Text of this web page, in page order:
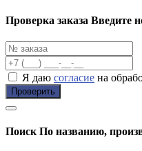
Проверка заказа Введите
Я даю согласие на
Проверить
Поиск По названию,